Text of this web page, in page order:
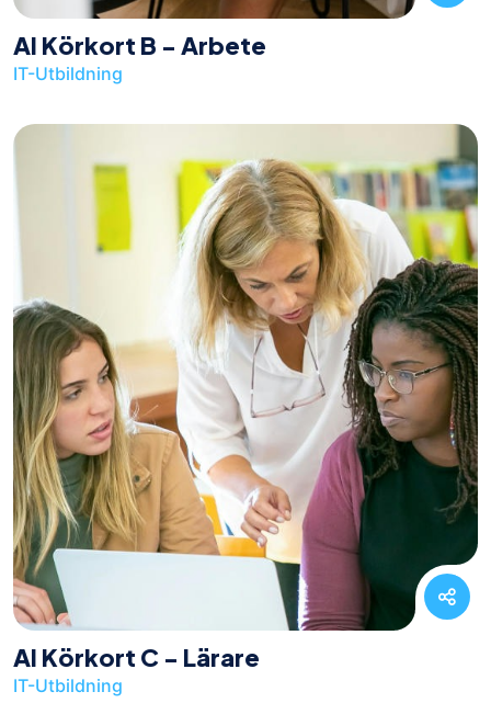
AI Körkort B - Arbete
IT-Utbildning
AI Körkort C - Lärare
IT-Utbildning